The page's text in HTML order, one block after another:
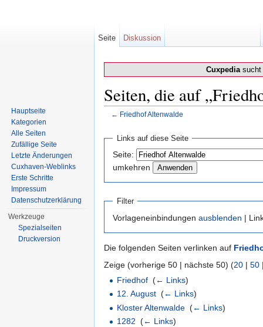
Cuxpediasucht
Seiten, die auf
← Friedhof Altenwalde
Links auf diese Seite
Seite:
umkehren
Filter
Vorlageneinbindungen ausblenden |
Die folgenden Seiten verlinken auf
Zeige (vorherige 50 | nächste 50) (20 | 50
Friedhof (← Links)
12. August (← Links)
Kloster Altenwalde (← Links)
1282
(← Links)
Seite Diskussion
Hauptseite
Kategorien
Alle Seiten
Zufällige Seite
Letzte Änderungen
Cuxhaven-Weblinks
Erste Schritte
Impressum
Datenschutzerklärung
Werkzeuge
Spezialseiten
Druckversion